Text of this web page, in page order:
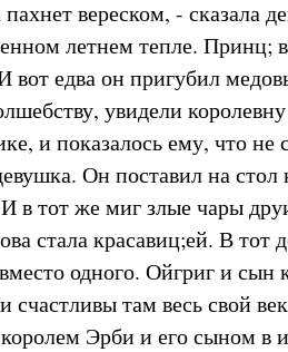
вереском, - сказала
летнем тепле. Принц;
вот едва он пригубил
увидели
и показалось ему, что не
Он поставил на стол
в тот же миг злые чары
стала красавиц;ей. В тот
одного. Ойгриг и сын
счастливы там весь свой
Эрби и его сыном в